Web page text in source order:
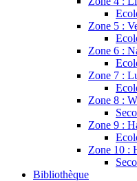
Zone 5 :
Zone 6 :
Zone 7 :
Zone 8 :
Zone 9 :
Zone 10 :
Bibliothèque